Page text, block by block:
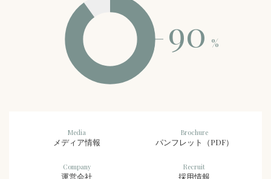
90 %
Media
メディア情報
Brochure
パンフレット（PDF）
Company
運営会社
Recruit
採用情報